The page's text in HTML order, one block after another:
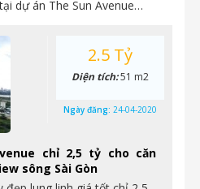
dự án The Sun Avenue…
chỉ 2,5 tỷ cho căn
sông Sài Gòn
2.5 Tỷ
Diện tích:51 m2
Ngày đăng: 24-04-2020